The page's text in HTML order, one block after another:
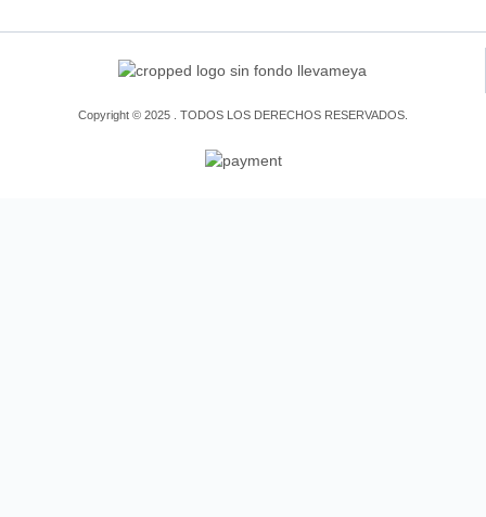
Copyright © 2025 . TODOS LOS DERECHOS RESERVADOS.